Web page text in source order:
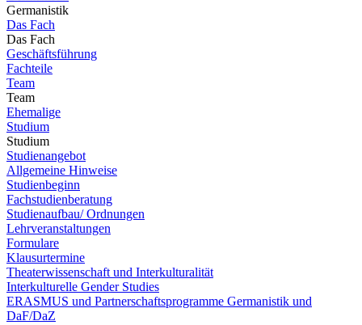
Germanistik
Das Fach
Das Fach
Geschäftsführung
Fachteile
Team
Team
Ehemalige
Studium
Studium
Studienangebot
Allgemeine Hinweise
Studienbeginn
Fachstudienberatung
Studienaufbau/ Ordnungen
Lehrveranstaltungen
Formulare
Klausurtermine
Theaterwissenschaft und Interkulturalität
Interkulturelle Gender Studies
ERASMUS und Partnerschaftsprogramme Germanistik und
DaF/DaZ